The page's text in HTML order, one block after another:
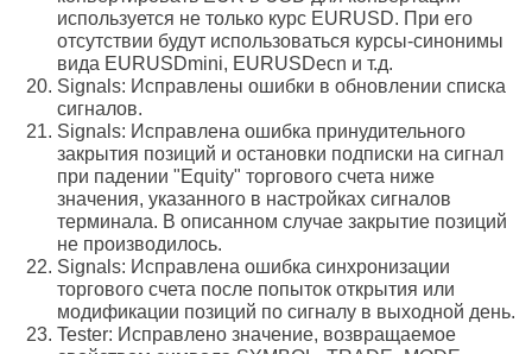
используется не только курс EURUSD. При его
отсутствии будут использоваться курсы-синонимы
вида EURUSDmini, EURUSDecn и т.д.
Signals: Исправлены ошибки в обновлении списка
сигналов.
Signals: Исправлена ошибка принудительного
закрытия позиций и остановки подписки на сигнал
при падении "Equity" торгового счета ниже
значения, указанного в настройках сигналов
терминала. В описанном случае закрытие позиций
не производилось.
Signals: Исправлена ошибка синхронизации
торгового счета после попыток открытия или
модификации позиций по сигналу в выходной день.
Tester: Исправлено значение, возвращаемое